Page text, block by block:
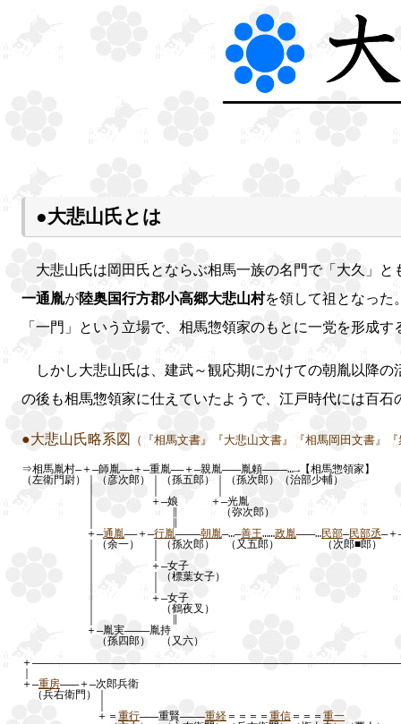
●大悲山氏とは
大悲山氏は岡田氏とならぶ相馬一族の名門で「大久」
一通胤が陸奥国行方郡小高郷大悲山村を領して祖となった
「一門」という立場で、相馬惣領家のもとに一党を形成
しかし大悲山氏は、建武～観応期にかけての朝胤以降
の後も相馬惣領家に仕えていたようで、江戸時代には百
●大悲山氏略系図 （『相馬文書』『大悲山文書』『相馬岡田文書』
⇒相馬胤村―＋―師胤――＋―重胤――＋―親胤―――胤頼――――…→【相馬惣領家】
（左衛門尉）｜（彦次郎）｜（孫五郎）｜（孫次郎）（治部少輔）
｜ ＋―娘 ＋―光胤
｜ ∥ （弥次郎）
＋―通胤――＋―行胤――――朝胤―…―善王……政胤―――…民部―民部丞―＋
｜（余一） ｜（孫次郎） （又五郎） （次
｜ ＋―女子
｜ ｜（標葉
｜ ＋―女子 ＋―弥
｜ （鶴夜
＋―胤実――――胤持 ＋―
（孫四郎）
＋
＋―重房―――＋―次郎兵衛
（兵右衛門）｜
＋＝重行―――重賢――――重経 ＝＝＝＝ 重信 ＝＝＝重一